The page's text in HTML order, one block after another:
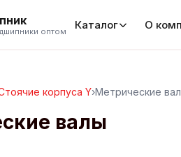
оптом Каталог О
корпуса Y›Метрические
валы